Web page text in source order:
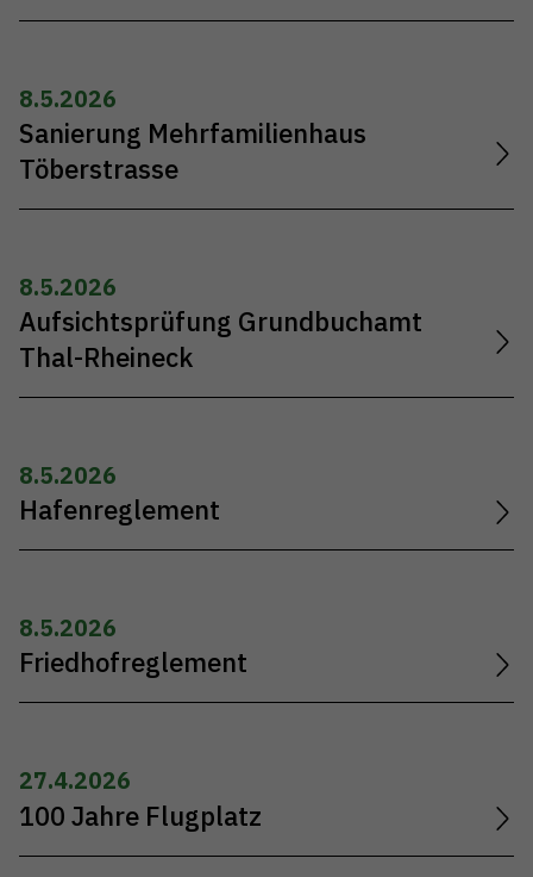
8.5.2026
Sanierung Mehrfamilienhaus
Töberstrasse
8.5.2026
Aufsichtsprüfung Grundbuchamt
Thal-Rheineck
8.5.2026
Hafenreglement
8.5.2026
Friedhofreglement
27.4.2026
100 Jahre Flugplatz